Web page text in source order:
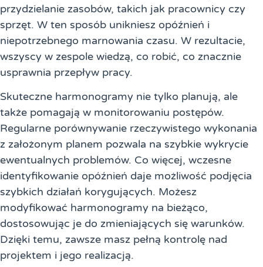
przydzielanie zasobów, takich jak pracownicy czy
sprzęt. W ten sposób unikniesz opóźnień i
niepotrzebnego marnowania czasu. W rezultacie,
wszyscy w zespole wiedzą, co robić, co znacznie
usprawnia przepływ pracy.
Skuteczne harmonogramy nie tylko planują, ale
także pomagają w monitorowaniu postępów.
Regularne porównywanie rzeczywistego wykonania
z założonym planem pozwala na szybkie wykrycie
ewentualnych problemów. Co więcej, wczesne
identyfikowanie opóźnień daje możliwość podjęcia
szybkich działań korygujących. Możesz
modyfikować harmonogramy na bieżąco,
dostosowując je do zmieniających się warunków.
Dzięki temu, zawsze masz pełną kontrolę nad
projektem i jego realizacją.